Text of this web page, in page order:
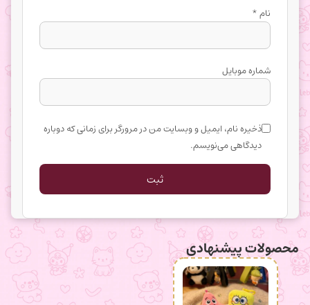
نام*
شماره موبایل
ذخیره نام، ایمیل و وبسایت من در مرورگر برای زمانی که دوباره
دیدگاهی می‌نویسم.
محصولات پیشنهادی